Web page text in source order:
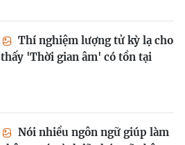
Thí nghiệm lượng tử kỳ lạ cho
thấy 'Thời gian âm' có tồn tại
Nói nhiều ngôn ngữ giúp làm